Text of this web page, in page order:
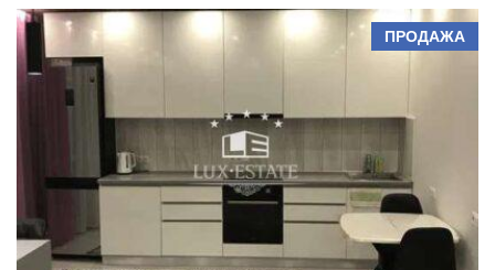
ПРОДАЖА